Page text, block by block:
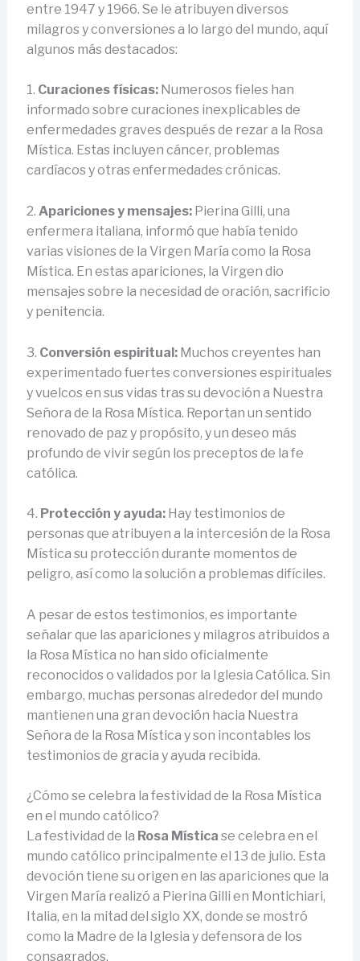
entre 1947 y 1966. Se le atribuyen diversos
milagros y conversiones a lo largo del mundo, aquí
algunos más destacados:
1. Curaciones físicas:Numerosos fieles han
informado sobre curaciones inexplicables de
enfermedades graves después de rezar a la Rosa
Mística. Estas incluyen cáncer, problemas
cardíacos y otras enfermedades crónicas.
2. Apariciones y mensajes:Pierina Gilli, una
enfermera italiana, informó que había tenido
varias visiones de la Virgen María como la Rosa
Mística. En estas apariciones, la Virgen dio
mensajes sobre la necesidad de oración, sacrificio
y penitencia.
3. Conversión espiritual:Muchos creyentes han
experimentado fuertes conversiones espirituales
y vuelcos en sus vidas tras su devoción a Nuestra
Señora de la Rosa Mística. Reportan un sentido
renovado de paz y propósito, y un deseo más
profundo de vivir según los preceptos de la fe
católica.
4. Protección y ayuda:Hay testimonios de
personas que atribuyen a la intercesión de la Rosa
Mística su protección durante momentos de
peligro, así como la solución a problemas difíciles.
A pesar de estos testimonios, es importante
señalar que las apariciones y milagros atribuidos a
la Rosa Mística no han sido oficialmente
reconocidos o validados por la Iglesia Católica. Sin
embargo, muchas personas alrededor del mundo
mantienen una gran devoción hacia Nuestra
Señora de la Rosa Mística y son incontables los
testimonios de gracia y ayuda recibida.
¿Cómo se celebra la festividad de la Rosa Mística
en el mundo católico?
La festividad de la Rosa Mística se celebra en el
mundo católico principalmente el 13 de julio. Esta
devoción tiene su origen en las apariciones que la
Virgen María realizó a Pierina Gilli en Montichiari,
Italia, en la mitad del siglo XX, donde se mostró
como la Madre de la Iglesia y defensora de los
consagrados.